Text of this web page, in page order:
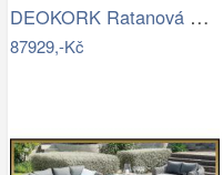
DEOKORK Ratanová modulová sestava…
87929,-Kč